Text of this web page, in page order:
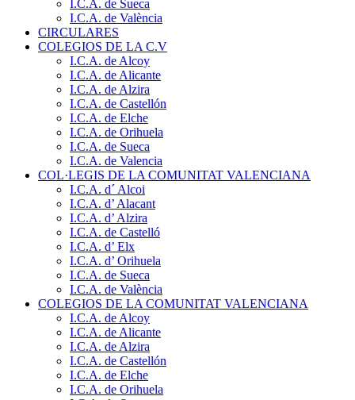
I.C.A. de Sueca
I.C.A. de València
CIRCULARES
COLEGIOS DE LA C.V
I.C.A. de Alcoy
I.C.A. de Alicante
I.C.A. de Alzira
I.C.A. de Castellón
I.C.A. de Elche
I.C.A. de Orihuela
I.C.A. de Sueca
I.C.A. de Valencia
COL·LEGIS DE LA COMUNITAT VALENCIANA
I.C.A. d´ Alcoi
I.C.A. d’ Alacant
I.C.A. d’ Alzira
I.C.A. de Castelló
I.C.A. d’ Elx
I.C.A. d’ Orihuela
I.C.A. de Sueca
I.C.A. de València
COLEGIOS DE LA COMUNITAT VALENCIANA
I.C.A. de Alcoy
I.C.A. de Alicante
I.C.A. de Alzira
I.C.A. de Castellón
I.C.A. de Elche
I.C.A. de Orihuela